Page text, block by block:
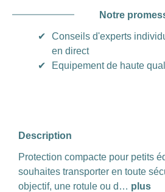
Notre
✔
Conseils d'experts
en direct
✔
Equipement de haute
Description
Protection compacte pour petits
souhaites transporter en toute
objectif, une rotule ou d… plus